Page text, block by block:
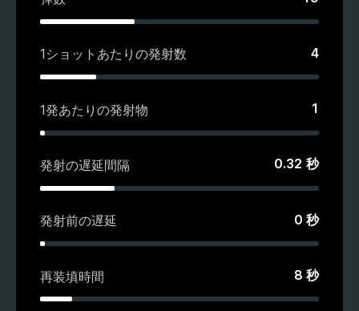
1ショットあたりの発射数 4
1発あたりの発射物 1
発射の遅延間隔 0.32 秒
発射前の遅延 0 秒
再装填時間 8 秒